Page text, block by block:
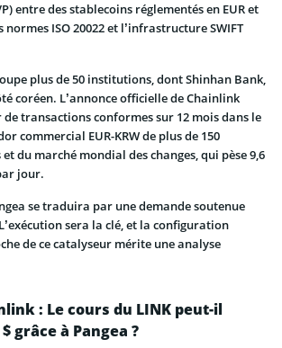
entre des stablecoins réglementés en EUR et
normes ISO 20022 et l’infrastructure SWIFT
plus de 50 institutions, dont Shinhan Bank,
coréen. L’annonce officielle de Chainlink
transactions conformes sur 12 mois dans le
commercial EUR-KRW de plus de 150
du marché mondial des changes, qui pèse 9,6
jour.
se traduira par une demande soutenue
sera la clé, et la configuration
de ce catalyseur mérite une analyse
: Le cours du LINK peut-il
grâce à Pangea ?